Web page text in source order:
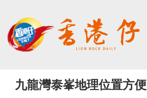
九龍灣泰峯地理位置方便